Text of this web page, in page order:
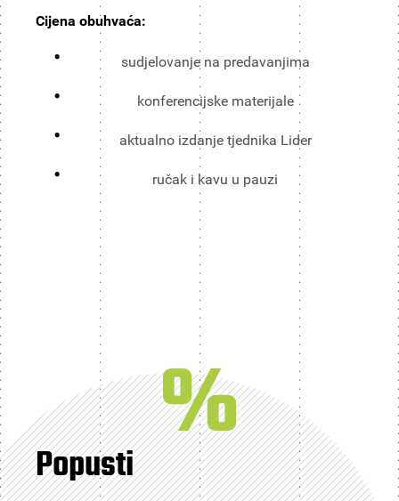
Cijena obuhvaća:
sudjelovanje na predavanjima
konferencijske materijale
aktualno izdanje tjednika Lider
ručak i kavu u pauzi
%
Popusti